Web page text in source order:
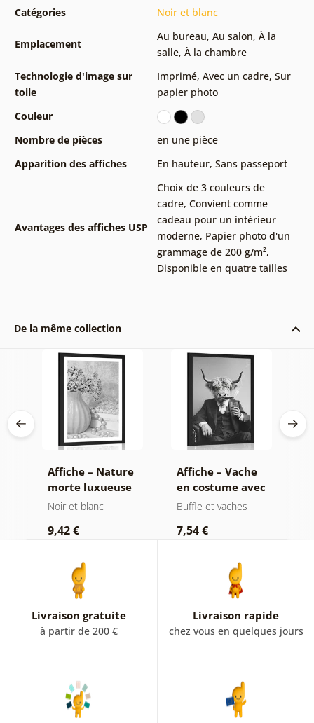
Catégories Noir et blanc
Emplacement
Au bureau, Au salon, À la
salle, À la chambre
Technologie d'image sur
toile
Imprimé, Avec un cadre, Sur
papier photo
Couleur
Nombre de pièces
en une pièce
Apparition des affiches
En hauteur, Sans passeport
Avantages des affiches USP
Choix de 3 couleurs de
cadre, Convient comme
cadeau pour un intérieur
moderne, Papier photo d'un
grammage de 200 g/m²,
Disponible en quatre tailles
De la même collection
Affiche – Nature
morte luxueuse
en noir et blanc
Noir et blanc
9,42 €
Affiche – Vache
en costume avec
cigare et whisky
Buffle et vaches
7,54 €
Livraison gratuite
à partir de 200 €
Livraison rapide
chez vous en quelques jours